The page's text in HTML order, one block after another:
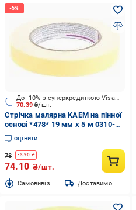
70.39₴/шт.
До -10% з суперкредиткою Visa Вигода
Стрічка малярна KAEM на пінної
основі *478* 19 мм x 5 м 0310-
780519
оцінити
78 -3.90 ₴
74.10 ₴/шт.
Cамовивіз Доставимо